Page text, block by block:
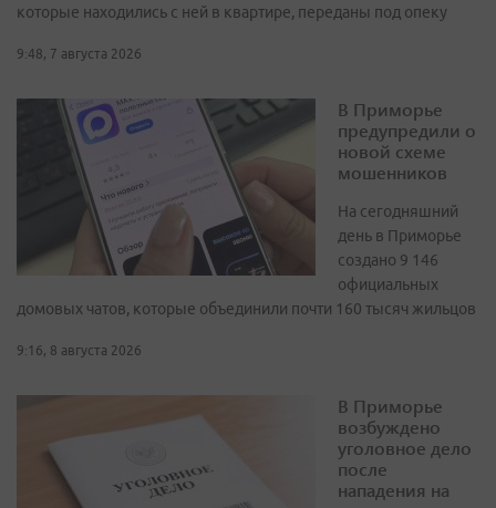
которые находились с ней в квартире, переданы под опеку
9:48, 7 августа 2026
В Приморье
предупредили о
новой схеме
мошенников
На сегодняшний
день в Приморье
создано 9 146
официальных
домовых чатов, которые объединили почти 160 тысяч жильцов
9:16, 8 августа 2026
В Приморье
возбуждено
уголовное дело
после
нападения на